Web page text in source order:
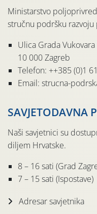
Ministarstvo
stručnu podršku
Ulica Grada
10 000 Zagreb
Telefon: ++385 (0)1
Email: strucna-
SAVJETODAVNA
Naši savjetnici su
diljem Hrvatske.
8 – 16 sati (Grad
7 – 15 sati (Ispostave)
Adresar savjetnika